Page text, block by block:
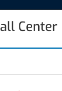
Center